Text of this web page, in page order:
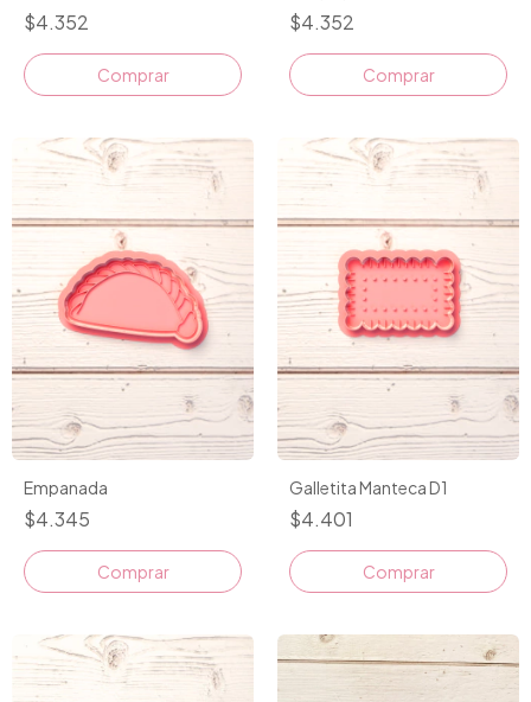
$4.352
Comprar
$4.352
Comprar
Empanada
$4.345
Comprar
Galletita Manteca D1
$4.401
Comprar